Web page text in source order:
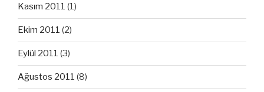
Kasım 2011 (1)
Ekim 2011 (2)
Eylül 2011 (3)
Ağustos 2011 (8)